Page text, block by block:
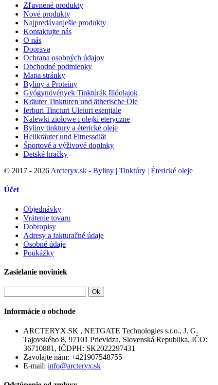
Zľavnené produkty
Nové produkty
Najpredávanješie produkty
Kontaktujte nás
O nás
Doprava
Ochrana osobných údajov
Obchodné podmienky
Mapa stránky
Byliny a Proteíny
Gyógynövények Tinktúrák Illóolajok
Kräuter Tinkturen und ätherische Öle
Ierburi Tincturi Uleiuri esențiale
Nalewki ziołowe i olejki eteryczne
Byliny tinktury a éterické oleje
Heilkräuter und Fitnessdiät
Športové a výživové doplnky
Detské hračky
© 2017 - 2026 Arcteryx.sk - Byliny | Tinktúry | Éterické oleje
Účet
Objednávky
Vrátenie tovaru
Dobropisy
Adresy a fakturačné údaje
Osobné údaje
Poukážky
Zasielanie noviniek
Ok
Informácie o obchode
ARCTERYX.SK , NETGATE Technologies s.r.o., J. G.
Tajovského 8, 97101 Prievidza, Slovenská Republika, IČO:
36710881, IČDPH: SK2022297431
Zavolajte nám: +421907548755
E-mail: info@arcteryx.sk